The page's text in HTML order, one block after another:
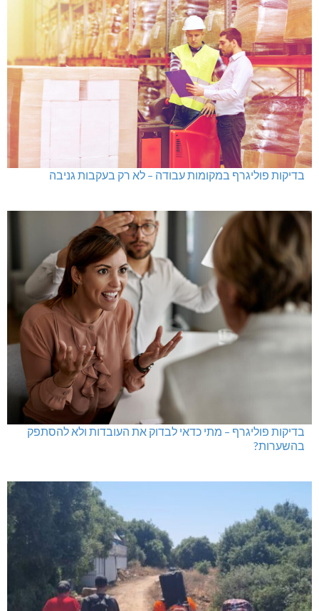
בדיקות פוליגרף במקומות עבודה – לא רק בעקבות גניבה
בדיקות פוליגרף – מתי כדאי לבדוק את העובדות ולא להסתפק
בהשערות?